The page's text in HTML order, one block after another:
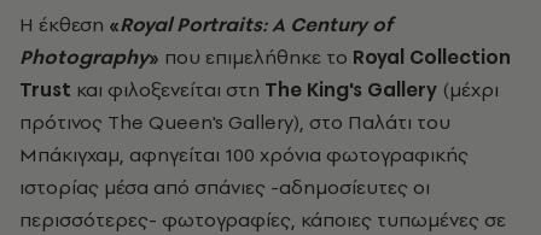
Η έκθεση «Royal Portraits: A Century of
Photography» που επιμελήθηκε το Royal Collection
Trust και φιλοξενείται στη The King's Gallery (μέχρι
πρότινος The Queen's Gallery), στο Παλάτι του
Μπάκιγχαμ, αφηγείται 100 χρόνια φωτογραφικής
ιστορίας μέσα από σπάνιες -αδημοσίευτες οι
περισσότερες- φωτογραφίες, κάποιες τυπωμένες σε